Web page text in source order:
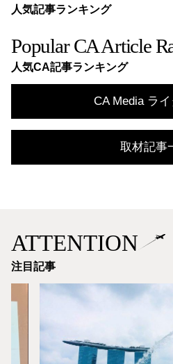
人気記事ランキング
Popular CA Article
人気CA記事ランキング
CA Media ラ
取材記事
ATTENTION
注目記事